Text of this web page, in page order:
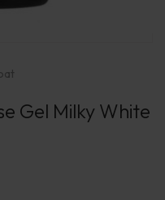
Gel Milky White